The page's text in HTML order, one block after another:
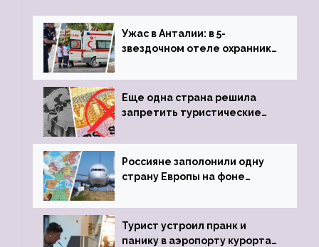
Ужас в Анталии: в 5-
звездочном отеле охранник
пистолета
Еще одна страна решила
запретить туристические
Россияне заполонили одну
страну Европы на фоне
виз
Турист устроил пранк и
панику в аэропорту курорта,